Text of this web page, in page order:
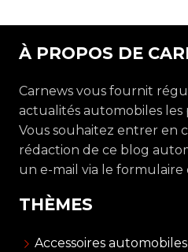
À PROPOS DE
Carnews vous fournit
actualités automobiles les
Vous souhaitez entrer en
rédaction de ce blog
un e-mail via le formulaire
THÈMES
Accessoires automobiles